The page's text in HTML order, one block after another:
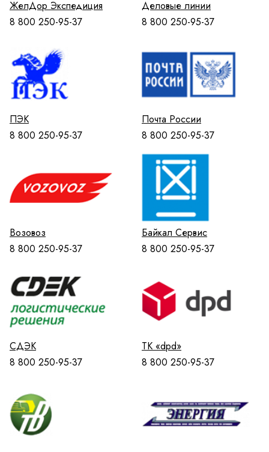
ЖелДор Экспедиция
8 800 250-95-37
Деловые линии
8 800 250-95-37
ПЭК
8 800 250-95-37
Почта России
8 800 250-95-37
Возовоз
8 800 250-95-37
Байкал Сервис
8 800 250-95-37
СДЭК
8 800 250-95-37
ТК «dpd»
8 800 250-95-37